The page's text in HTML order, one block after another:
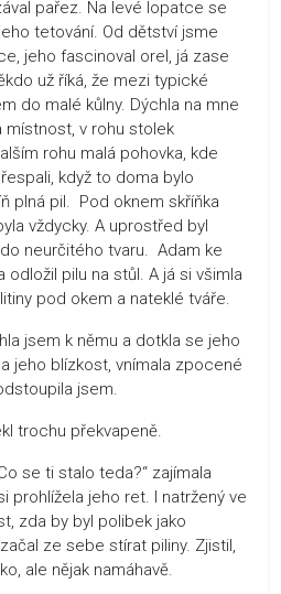
pařez. Na levé lopatce se
tetování. Od dětství jsme
jeho fascinoval orel, já zase
už říká, že mezi typické
do malé kůlny. Dýchla na mne
místnost, v rohu stolek
rohu malá pohovka, kde
když to doma bylo
plná pil. Pod oknem skříňka
vždycky. A uprostřed byl
neurčitého tvaru. Adam ke
odložil pilu na stůl. A já si všimla
pod okem a nateklé tváře.
jsem k němu a dotkla se jeho
jeho blízkost, vnímala zpocené
jsem.
trochu překvapeně.
se ti stalo teda?“ zajímala
prohlížela jeho ret. I natržený ve
zda by byl polibek jako
ze sebe stírat piliny. Zjistil,
ale nějak namáhavě.